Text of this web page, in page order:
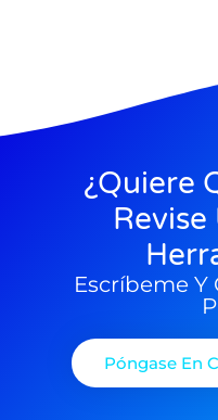
¿Quiere
Revise
Escríbeme
Póngase En